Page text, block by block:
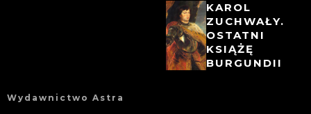
KAROL
ZUCHWAŁY.
OSTATNI
KSIĄŻĘ
BURGUNDII
Wydawnictwo Astra